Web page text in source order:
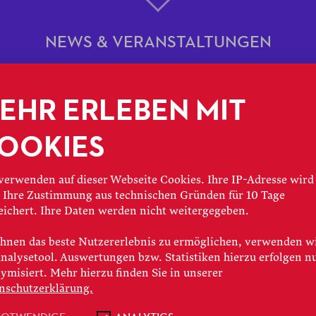
NEWS & VERANSTALTUNGEN
23. OPERNGALA
OPER
begeisterte am 25. November
Empfang und einem
Höhepunkte beim Dinner und
die Gala zu einem
ERLEBEN MIT
auf dieser Webseite Cookies. Ihre IP-Adresse wird
Ihre Zustimmung aus technischen Gründen für 10 Tage
Ihre Daten werden nicht weitergegeben.
das beste Nutzererlebnis zu ermöglichen, verwenden
Auswertungen bzw. Statistiken hierzu erfolgen
Mehr hierzu finden Sie in unserer